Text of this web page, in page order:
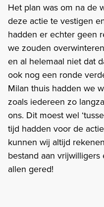
Het plan was om na de
deze actie te vestigen
hadden er echter geen
we zouden
en al helemaal niet dat
ook nog een ronde
Milan thuis hadden we
zoals iedereen zo
ons. Dit moest wel
tijd hadden voor de
kunnen wij altijd
bestand aan
allen gered!